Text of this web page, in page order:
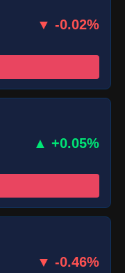
▼ -0.02%
▲ +0.05%
▼ -0.46%